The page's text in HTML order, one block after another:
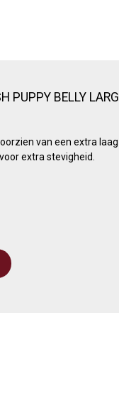
PUPPY BELLY
van een extra laag
extra stevigheid.